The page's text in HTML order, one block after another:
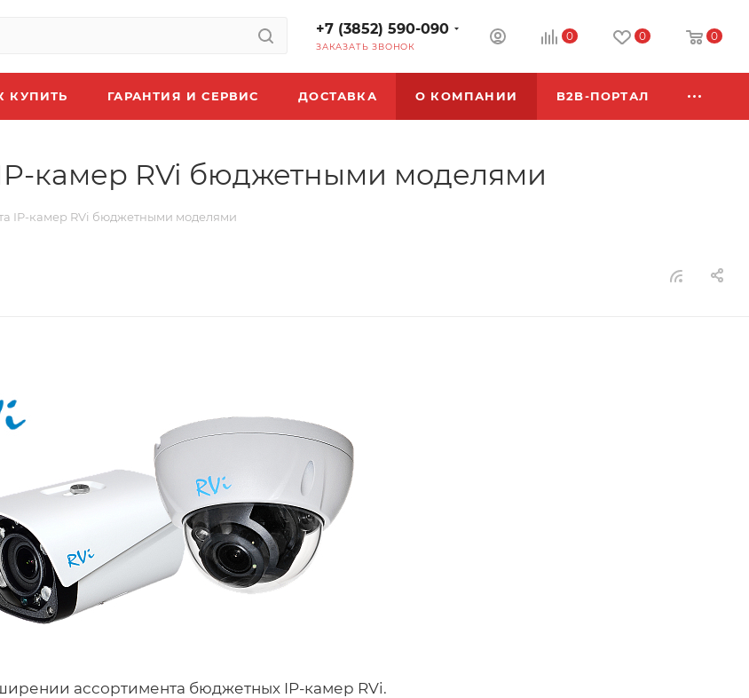
+7 (3852) 590-090
ЗАКАЗАТЬ ЗВОНОК
0 0 0
КУПИТЬ ГАРАНТИЯ И СЕРВИС ДОСТАВКА О КОМПАНИИ B2B-ПОРТАЛ
камер RVi бюджетными моделями
IP-камер RVi бюджетными моделями
ассортимента бюджетных IP-камер RVi.